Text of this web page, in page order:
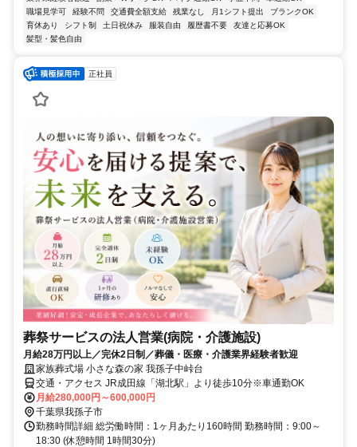
職場見学可
経験不問 交通費全額支給 残業なし 月1シフト提出
ブランクOK
育休あり
シフト制 土日祝休み 服装自由 履歴書不要
友達と応募OK
髪型・髪色自由
正社員
葬祭サービスの法人営業(病院・介護施設)
月給28万円以上／完休2日制／葬儀・医療・介護業界経験者歓迎
家族葬式場 小さな森の家 我孫子中峠台
交通・アクセス JR成田線「湖北駅」より徒歩10分※車通勤OK
月給280,000円～600,000円
千葉県我孫子市
勤務時間詳細 総労働時間：1ヶ月あたり160時間 勤務時間：9:00～
18:30 (休憩時間 1時間30分)